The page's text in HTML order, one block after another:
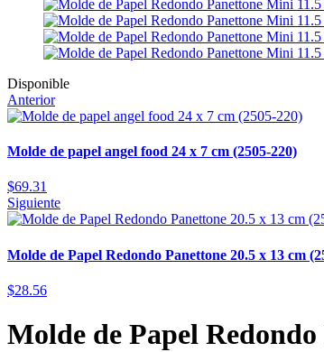
Disponible
Anterior
Molde de papel angel food 24 x 7 cm (2505-220)
$69.31
Siguiente
Molde de Papel Redondo Panettone 20.5 x 13 cm
$28.56
Molde de Papel